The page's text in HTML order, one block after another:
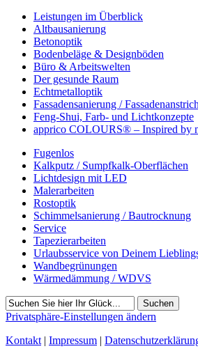
Leistungen im Überblick
Altbausanierung
Betonoptik
Bodenbeläge & Designböden
Büro & Arbeitswelten
Der gesunde Raum
Echtmetalloptik
Fassadensanierung / Fassadenanstrich
Feng-Shui, Farb- und Lichtkonzepte
apprico COLOURS® – Inspired by
Fugenlos
Kalkputz / Sumpfkalk-Oberflächen
Lichtdesign mit LED
Malerarbeiten
Rostoptik
Schimmelsanierung / Bautrocknung
Service
Tapezierarbeiten
Urlaubsservice von Deinem
Wandbegrünungen
Wärmedämmung / WDVS
Suchen
Privatsphäre-Einstellungen ändern
Kontakt | Impressum |